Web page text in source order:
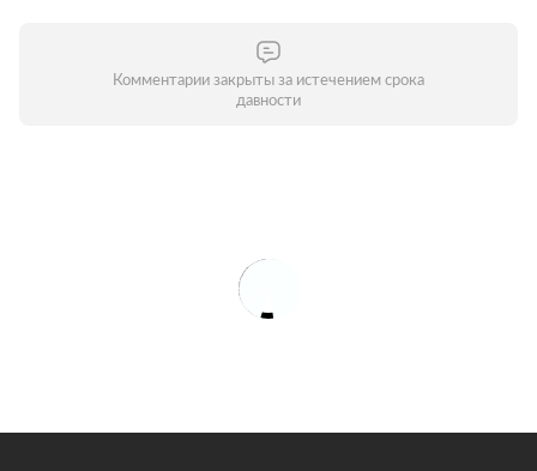
Комментарии закрыты за истечением срока
давности